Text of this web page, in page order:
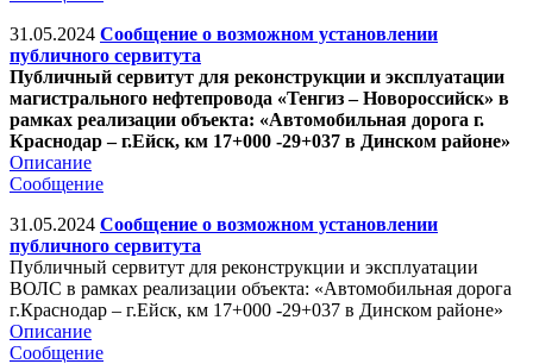
31.05.2024 Сообщение о возможном установлении
публичного сервитута
Публичный сервитут для реконструкции и эксплуатации
магистрального нефтепровода «Тенгиз – Новороссийск» в
рамках реализации объекта: «Автомобильная дорога г.
Краснодар – г.Ейск, км 17+000 -29+037 в Динском районе»
Описание
Сообщение
31.05.2024 Сообщение о возможном установлении
публичного сервитута
Публичный сервитут для реконструкции и эксплуатации
ВОЛС в рамках реализации объекта: «Автомобильная дорога
г.Краснодар – г.Ейск, км 17+000 -29+037 в Динском районе»
Описание
Сообщение